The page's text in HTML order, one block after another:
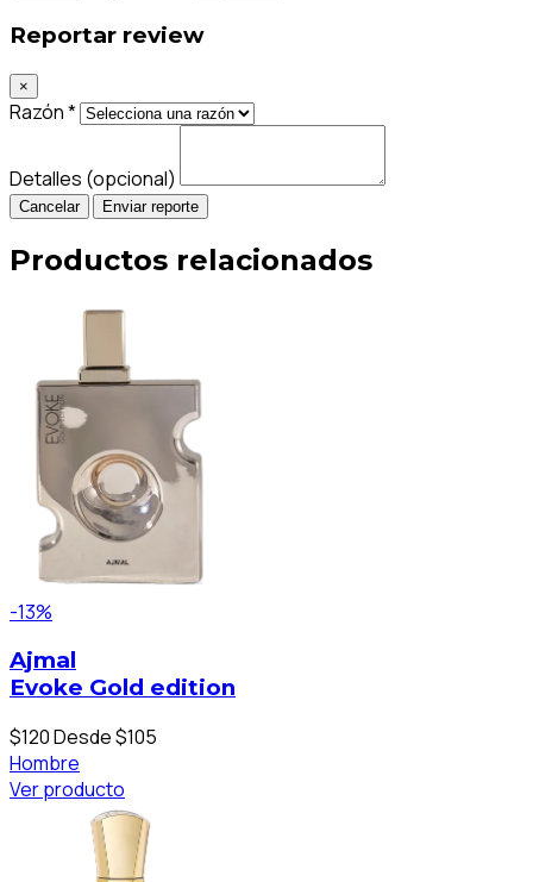
Reportar review
×
Razón *
Detalles (opcional)
Cancelar Enviar reporte
Productos relacionados
-13%
Ajmal
Evoke Gold edition
$120Desde $105
Hombre
Ver producto